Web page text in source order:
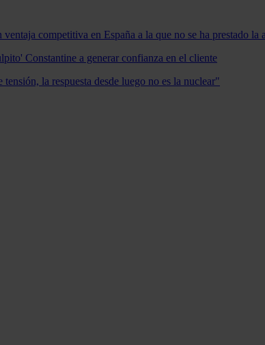
competitiva en España a la que no se ha prestado la
Constantine a generar confianza en el cliente
la respuesta desde luego no es la nuclear"